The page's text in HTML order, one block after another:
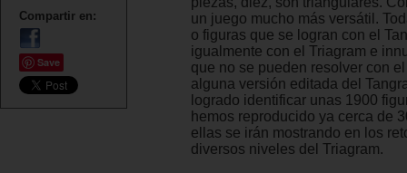
Compartir en:
Save
un juego mucho más versátil.
o figuras que se logran con el
igualmente con el Triagram e
que no se pueden resolver con
alguna versión editada del
logrado identificar unas 1900
hemos reproducido ya cerca de
ellas se irán mostrando en los
diversos niveles del Triagram.